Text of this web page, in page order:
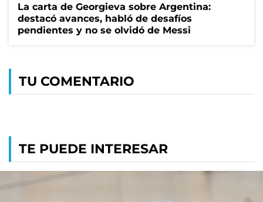
La carta de Georgieva sobre Argentina:
destacó avances, habló de desafíos
pendientes y no se olvidó de Messi
TU COMENTARIO
TE PUEDE INTERESAR